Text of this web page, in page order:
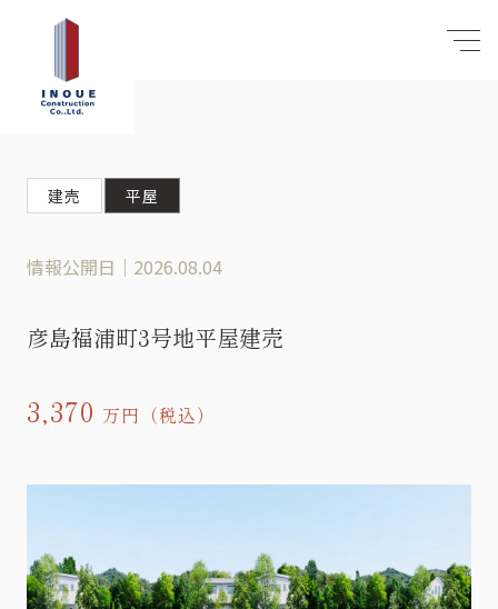
建売 平屋
情報公開日｜2026.08.04
彦島福浦町3号地平屋建売
3,370 万円（税込）